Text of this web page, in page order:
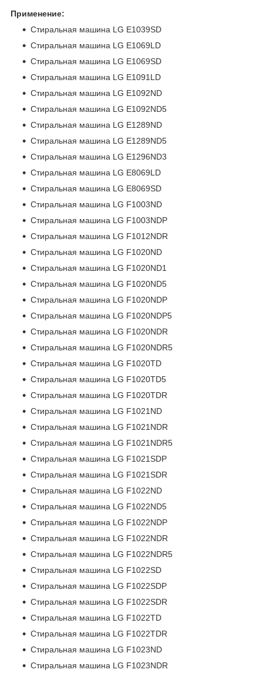
Применение:
Стиральная машина LG E1039SD
Стиральная машина LG E1069LD
Стиральная машина LG E1069SD
Стиральная машина LG E1091LD
Стиральная машина LG E1092ND
Стиральная машина LG E1092ND5
Стиральная машина LG E1289ND
Стиральная машина LG E1289ND5
Стиральная машина LG E1296ND3
Стиральная машина LG E8069LD
Стиральная машина LG E8069SD
Стиральная машина LG F1003ND
Стиральная машина LG F1003NDP
Стиральная машина LG F1012NDR
Стиральная машина LG F1020ND
Стиральная машина LG F1020ND1
Стиральная машина LG F1020ND5
Стиральная машина LG F1020NDP
Стиральная машина LG F1020NDP5
Стиральная машина LG F1020NDR
Стиральная машина LG F1020NDR5
Стиральная машина LG F1020TD
Стиральная машина LG F1020TD5
Стиральная машина LG F1020TDR
Стиральная машина LG F1021ND
Стиральная машина LG F1021NDR
Стиральная машина LG F1021NDR5
Стиральная машина LG F1021SDP
Стиральная машина LG F1021SDR
Стиральная машина LG F1022ND
Стиральная машина LG F1022ND5
Стиральная машина LG F1022NDP
Стиральная машина LG F1022NDR
Стиральная машина LG F1022NDR5
Стиральная машина LG F1022SD
Стиральная машина LG F1022SDP
Стиральная машина LG F1022SDR
Стиральная машина LG F1022TD
Стиральная машина LG F1022TDR
Стиральная машина LG F1023ND
Стиральная машина LG F1023NDR